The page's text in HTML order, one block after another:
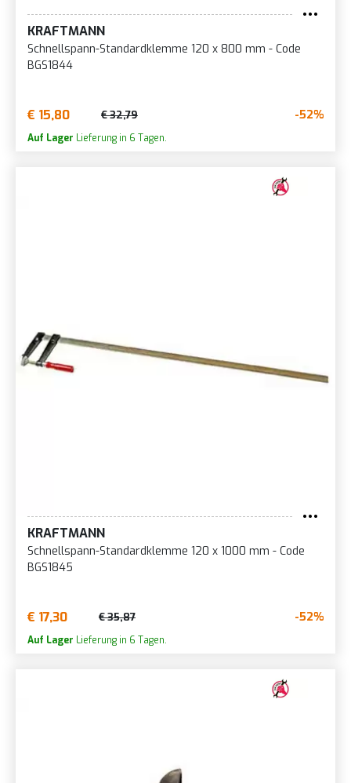
KRAFTMANN
Schnellspann-Standardklemme 120 x 800 mm - Code
BGS1844
€ 15,80 € 32,79 -52%
Auf Lager Lieferung in 6 Tagen.
KRAFTMANN
Schnellspann-Standardklemme 120 x 1000 mm - Code
BGS1845
€ 17,30 € 35,87 -52%
Auf Lager Lieferung in 6 Tagen.